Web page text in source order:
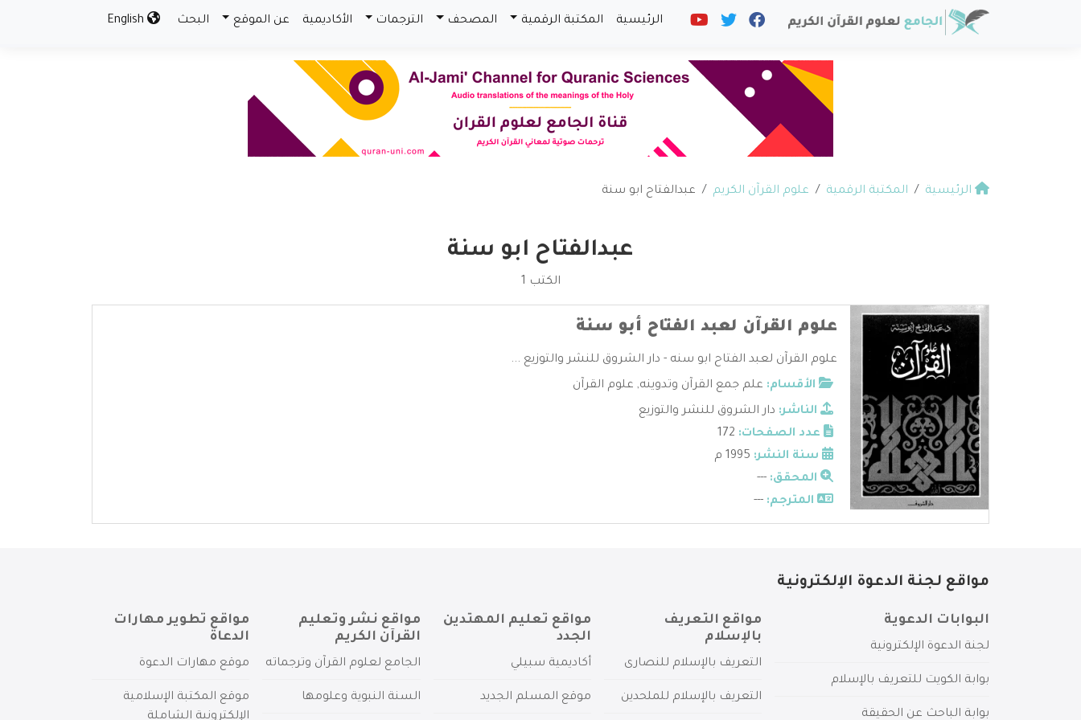
الرئيسية المكتبة الرقمية المصحف الترجمات الأكاديمية عن الموقع البحث
الرئيسية المكتبة الرقمية علوم القرآن الكريم عبدالفتاح ابو سنة
عبدالفتاح ابو سنة
الكتب 1
علوم القرآن لعبد الفتاح أبو سنة
علوم القرآن لعبد الفتاح ابو سنه - دار الشروق للنشر والتوزيع ...
الأقسام: علم جمع القرآن وتدوينه, علوم القرآن
الناشر: دار الشروق للنشر والتوزيع
عدد الصفحات:
سنة النشر:
المحقق: ---
المترجم: ---
مواقع لجنة الدعوة الإلكترونية
البوابات الدعوية
لجنة الدعوة الإلكترونية
بوابة الكويت للتعريف بالإسلام
بوابة الباحث عن الحقيقة
مواقع التعريف
بالإسلام
التعريف بالإسلام للنصارى
التعريف بالإسلام للملحدين
مواقع تعليم المهتدين
الجدد
أكاديمية سبيلي
موقع المسلم الجديد
مواقع نشر وتعليم
القرآن الكريم
الجامع لعلوم القرآن وترجماته
السنة النبوية وعلومها
مواقع تطوير مهارات
الدعاة
موقع مهارات الدعوة
موقع المكتبة الإسلامية
الإلكترونية الشاملة